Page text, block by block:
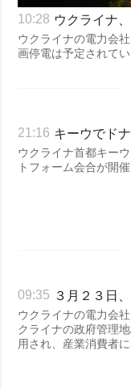
10:28 ウクライナ
ウクライナの電力会
画停電は予定されてい
21:16 キーウでド
ウクライナ首都キー
トフォーム会合が開催
09:35 ３月２３日
ウクライナの電力会
クライナの政府管理
用され、産業消費者